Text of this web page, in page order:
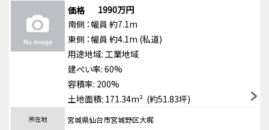
価格
1990万円
南側 ：幅員 約7.1m
東側 ：幅員 約4.1m (私道)
用途地域: 工業地域
建ぺい率: 60%
容積率: 200%
土地面積: 171.34m² (約51.83坪)
所在地 宮城県仙台市宮城野区大梶